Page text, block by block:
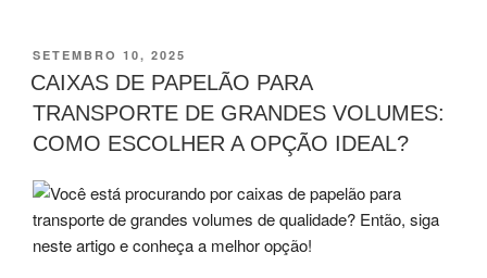
SETEMBRO 10, 2025
CAIXAS DE PAPELÃO PARA
TRANSPORTE DE GRANDES VOLUMES:
COMO ESCOLHER A OPÇÃO IDEAL?